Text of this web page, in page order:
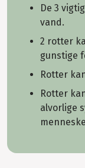
De 3
vand.
2 rotter
gunstige
Rotter
Rotter
alvorlige